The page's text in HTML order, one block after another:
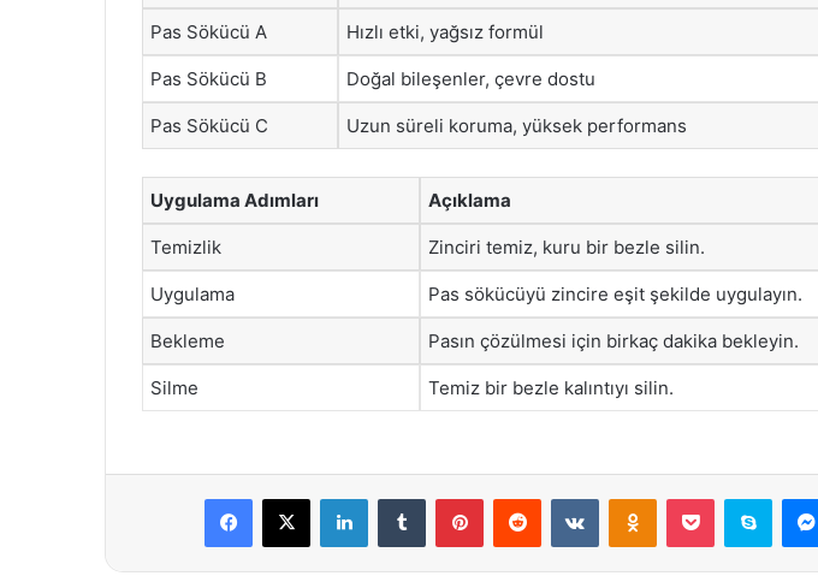
Pas Sökücü A Hızlı etki, yağsız formül
Pas Sökücü B Doğal bileşenler, çevre dostu
Pas Sökücü C Uzun süreli koruma, yüksek performans
Uygulama Adımları Açıklama
Temizlik Zinciri temiz, kuru bir bezle silin.
Uygulama Pas sökücüyü zincire eşit şekilde uygulayın.
Bekleme Pasın çözülmesi için birkaç dakika bekleyin.
Silme Temiz bir bezle kalıntıyı silin.
Facebook
X LinkedInTumblr PinterestReddit VKontakteOdnoklassniki
Pocket Skype